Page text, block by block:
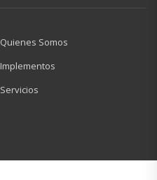
Quienes Somos
Implementos
Servicios